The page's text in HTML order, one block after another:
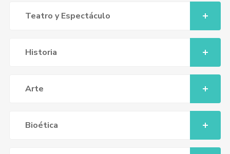
Teatro y Espectáculo
Historia
Arte
Bioética